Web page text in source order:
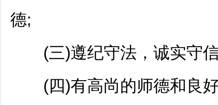
德;
(三)遵纪守法，诚实守信
(四)有高尚的师德和良好